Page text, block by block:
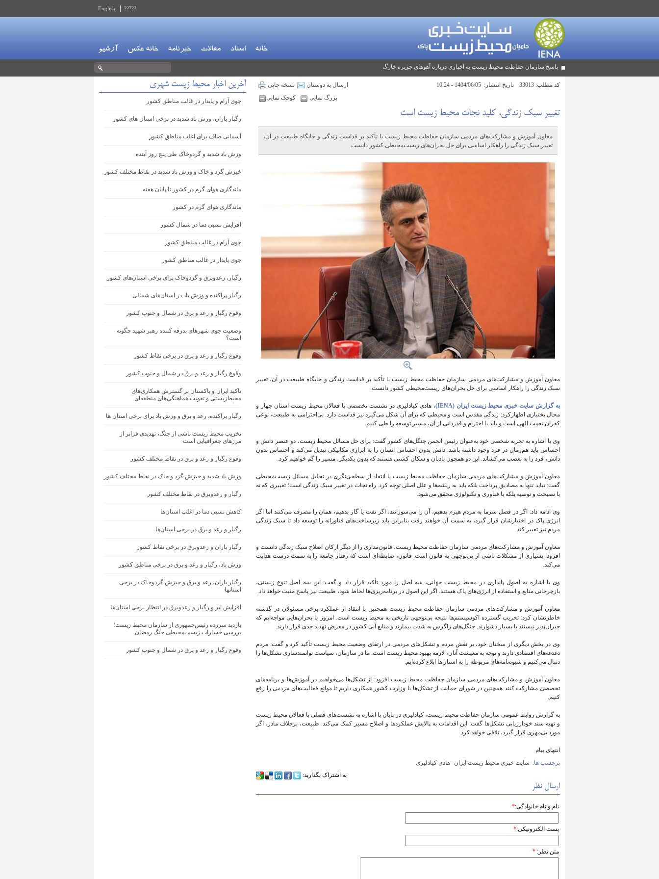
?????
English
خانه اسناد مقالات خبرنامه خانه عکس آرشیو
پاسخ سازمان حفاظت محیط زیست به اخباری درباره آهوهای جزیره خارگ
کد مطلب: تاریخ انتشار: نسخه چاپی
ارسال به دوستان
بزرگ نمایی
کوچک نمایی
تغییر سبک زندگی، کلید نجات محیط زیست است
معاون آموزش و مشارکت‌های مردمی سازمان حفاظت محیط زیست با تأکید بر قداست زندگی و جایگاه طبیعت در آن،
تغییر سبک زندگی را راهکار اساسی برای حل بحران‌های زیست‌محیطی کشور دانست.
معاون آموزش و مشارکت‌های مردمی سازمان حفاظت محیط زیست با تأکید بر قداست زندگی و جایگاه طبیعت در آن، تغییر
سبک زندگی را راهکار اساسی برای حل بحران‌های زیست‌محیطی کشور دانست.
به گزارش سایت خبری محیط زیست ایران (IENA)،
هادی کیادلیری در نشست تخصصی با فعالان محیط زیست استان چهار و
محال بختیاری اظهارکرد: زندگی مقدس است و محیطی که برای آن شکل می‌گیرد نیز قداست دارد. بی‌احترامی به طبیعت، نوعی
کفران نعمت الهی است و باید با احترام و قدردانی از آن، مسیر توسعه را طی کنیم.
وی با اشاره به تجربه شخصی خود به‌عنوان رئیس انجمن جنگل‌های کشور گفت: برای حل مسائل محیط زیست، دو عنصر دانش و
احساس باید هم‌زمان در فرد وجود داشته باشد. دانش بدون احساس انسان را به ابزاری مکانیکی تبدیل می‌کند و احساس بدون
دانش، فرد را به تعصب می‌کشاند. این دو همچون بادبان و سکان کشتی هستند که بدون یکدیگر، مسیر را گم خواهیم کرد.
معاون آموزش و مشارکت‌های مردمی سازمان حفاظت محیط زیست با انتقاد از سطحی‌نگری در تحلیل مسائل زیست‌محیطی
گفت: نباید تنها به مصادیق پرداخت بلکه باید به ریشه‌ها و علل اصلی توجه کرد. راه نجات در تغییر سبک زندگی است؛ تغییری که نه
با نصیحت و توصیه بلکه با فناوری و تکنولوژی محقق می‌شود.
وی ادامه داد: اگر در فصل سرما به مردم هیزم بدهیم، آن را می‌سوزانند، اگر نفت یا گاز بدهیم، همان را مصرف می‌کنند اما اگر
انرژی پاک در اختیارشان قرار گیرد، به سمت آن خواهند رفت بنابراین باید زیرساخت‌های فناورانه را توسعه داد تا سبک زندگی
مردم نیز تغییر کند.
معاون آموزش و مشارکت‌های مردمی سازمان حفاظت محیط زیست، قانون‌مداری را از دیگر ارکان اصلاح سبک زندگی دانست و
افزود: بسیاری از مشکلات ناشی از بی‌توجهی به قانون است. قانون، ضابطه‌ای است که رفتار جامعه را به سمت درست هدایت
می‌کند.
وی با اشاره به اصول پایداری در محیط زیست جهانی، سه اصل را مورد تأکید قرار داد و گفت: این سه اصل تنوع زیستی،
بازچرخانی منابع و استفاده از انرژی‌های پاک هستند. اگر این اصول در برنامه‌ریزی‌ها لحاظ شود، طبیعت نیز پاسخ مثبت خواهد داد.
معاون آموزش و مشارکت‌های مردمی سازمان حفاظت محیط زیست همچنین با انتقاد از عملکرد برخی مسئولان در گذشته
خاطرنشان کرد: تخریب گسترده اکوسیستم‌ها نتیجه بی‌توجهی تاریخی به محیط زیست است. امروز با بحران‌هایی مواجه‌ایم که
جبران‌پذیر نیستند یا بسیار دشوارند. جنگل‌های زاگرس به شدت بیمارند و منابع آبی کشور در معرض تهدید جدی قرار دارند.
وی در بخش دیگری از سخنان خود، بر نقش مردم و تشکل‌های مردمی در ارتقای وضعیت محیط زیست تأکید کرد و گفت: مردم
دغدغه‌های اقتصادی دارند و توجه به معیشت آنان، لازمه بهبود محیط زیست است. ما در سازمان، سیاست توانمندسازی تشکل‌ها را
دنبال می‌کنیم و شیوه‌نامه‌های مربوطه را به استان‌ها ابلاغ کرده‌ایم.
معاون آموزش و مشارکت‌های مردمی سازمان حفاظت محیط زیست افزود: از تشکل‌ها می‌خواهیم در آموزش‌ها و برنامه‌های
تخصصی مشارکت کنند همچنین در شورای حمایت از تشکل‌ها با وزارت کشور همکاری داریم تا موانع فعالیت‌های مردمی را رفع
کنیم.
به گزارش روابط عمومی سازمان حفاظت محیط زیست، کیادلیری در پایان با اشاره به نشست‌های فصلی با فعالان محیط زیست
و تهیه سند خودارزیابی تشکل‌ها گفت: این اقدامات به پالایش عملکردها و اصلاح مسیر کمک می‌کند. طبیعت، برخلاف مادر، اگر
مورد بی‌مهری قرار گیرد، تلافی خواهد کرد.
انتهای پیام
برچسب ها: سایت خبری محیط زیست ایران
هادی کیادلیری
به اشتراک بگذارید:
ارسال نظر
نام و نام خانوادگی:*
پست الکترونیکی:*
متن نظر: *
آخرین اخبار محیط زیست شهری
جوی آرام و پایدار در غالب مناطق کشور
رگبار باران، وزش باد شدید در برخی استان های کشور
آسمانی صاف برای اغلب مناطق کشور
وزش باد شدید و گردوخاک طی پنج روز آینده
خیزش گرد و خاک و وزش باد شدید در نقاط مختلف کشور
ماندگاری هوای گرم در کشور تا پایان هفته
ماندگاری هوای گرم در کشور
افزایش نسبی دما در شمال کشور
جوی آرام در غالب مناطق کشور
جوی پایدار در غالب مناطق کشور
رگبار، رعدوبرق و گردوخاک برای برخی استان‌های کشور
رگبار پراکنده و وزش باد در استان‌های شمالی
وقوع رگبار و رعد و برق در شمال و جنوب کشور
وضعیت جوی شهرهای بدرقه کننده رهبر شهید چگونه
است؟
وقوع رگبار و رعد و برق در برخی نقاط کشور
وقوع رگبار و رعد و برق در شمال و جنوب کشور
تاکید ایران و پاکستان بر گسترش همکاری‌های
محیط‌زیستی و تقویت هماهنگی‌های منطقه‌ای
رگبار پراکنده، رعد و برق و وزش باد برای برخی استان ها
تخریب محیط زیست ناشی از جنگ، تهدیدی فراتر از
مرزهای جغرافیایی است
وقوع رگبار و رعد و برق در نقاط مختلف کشور
وزش باد شدید و خیزش گرد و خاک در نقاط مختلف کشور
رگبار و رعدوبرق در نقاط مختلف کشور
کاهش نسبی دما در اغلب استان‌ها
رگبار و رعد و برق در برخی استان‌ها
رگبار باران و رعدوبرق در برخی نقاط کشور
وزش باد، رگبار و رعد و برق در برخی مناطق کشور
رگبار باران، رعد و برق و خیزش گردوخاک در برخی
استانها
افزایش ابر و رگبار و رعدوبرق در انتظار برخی استان‌ها
بازدید سرزده رئیس‌جمهوری از سازمان محیط‌ زیست؛
بررسی خسارات زیست‌محیطی جنگ رمضان
وقوع رگبار و رعد و برق در شمال و جنوب کشور